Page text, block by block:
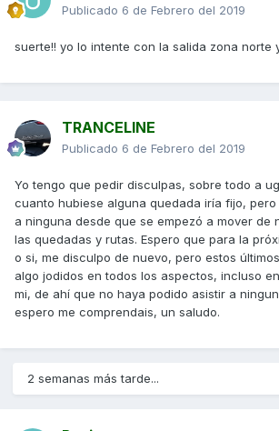
Publicado 6 de Febrero del 2019
suerte!! yo lo intente con la salida zona norte
TRANCELINE
Publicado 6 de Febrero del 2019
Yo tengo que pedir disculpas, sobre todo a
cuanto hubiese alguna quedada iría fijo,
a ninguna desde que se empezó a mover de
las quedadas y rutas. Espero que para la
o si, me disculpo de nuevo, pero estos
algo jodidos en todos los aspectos, incluso
mi, de ahí que no haya podido asistir a
espero me comprendais, un saludo.
2 semanas más tarde...